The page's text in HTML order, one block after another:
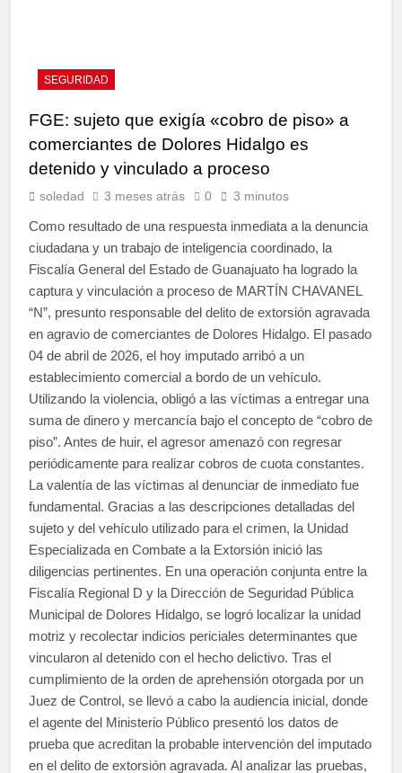
SEGURIDAD
FGE: sujeto que exigía «cobro de piso» a
comerciantes de Dolores Hidalgo es
detenido y vinculado a proceso
soledad 3 meses atrás 0 3 minutos
Como resultado de una respuesta inmediata a la denuncia
ciudadana y un trabajo de inteligencia coordinado, la
Fiscalía General del Estado de Guanajuato ha logrado la
captura y vinculación a proceso de MARTÍN CHAVANEL
“N”, presunto responsable del delito de extorsión agravada
en agravio de comerciantes de Dolores Hidalgo. El pasado
04 de abril de 2026, el hoy imputado arribó a un
establecimiento comercial a bordo de un vehículo.
Utilizando la violencia, obligó a las víctimas a entregar una
suma de dinero y mercancía bajo el concepto de “cobro de
piso”. Antes de huir, el agresor amenazó con regresar
periódicamente para realizar cobros de cuota constantes.
La valentía de las víctimas al denunciar de inmediato fue
fundamental. Gracias a las descripciones detalladas del
sujeto y del vehículo utilizado para el crimen, la Unidad
Especializada en Combate a la Extorsión inició las
diligencias pertinentes. En una operación conjunta entre la
Fiscalía Regional D y la Dirección de Seguridad Pública
Municipal de Dolores Hidalgo, se logró localizar la unidad
motriz y recolectar indicios periciales determinantes que
vincularon al detenido con el hecho delictivo. Tras el
cumplimiento de la orden de aprehensión otorgada por un
Juez de Control, se llevó a cabo la audiencia inicial, donde
el agente del Ministerio Público presentó los datos de
prueba que acreditan la probable intervención del imputado
en el delito de extorsión agravada. Al analizar las pruebas,